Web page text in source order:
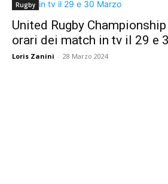
Rugby
United Rugby Championship
orari dei match in tv il 29 e
Loris Zanini - 28 Marzo 2024